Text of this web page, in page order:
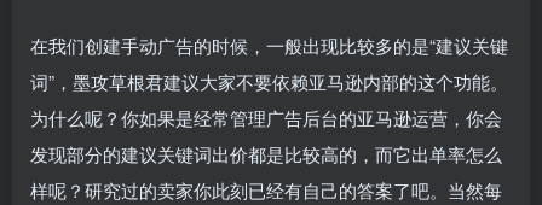
在我们创建手动广告的时候，一般出现比较多的是“建议关键
词”，墨攻草根君建议大家不要依赖亚马逊内部的这个功能。
为什么呢？你如果是经常管理广告后台的亚马逊运营，你会
发现部分的建议关键词出价都是比较高的，而它出单率怎么
样呢？研究过的卖家你此刻已经有自己的答案了吧。当然每